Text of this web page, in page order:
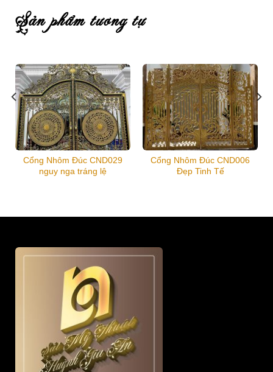
sản phẩm tương tự
Cổng Nhôm Đúc CND029
nguy nga tráng lệ
Cổng Nhôm Đúc CND006
Đẹp Tinh Tế